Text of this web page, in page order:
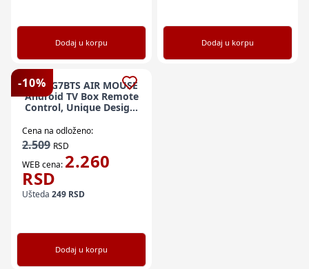
Dodaj u korpu Dodaj u korpu
-10%
GMB-G7BTS AIR MOUSE
Android TV Box Remote
Control, Unique Design,
Cena na odloženo:
2.509 RSD
WEB cena: 2.260
RSD
Ušteda 249 RSD
Dodaj u korpu